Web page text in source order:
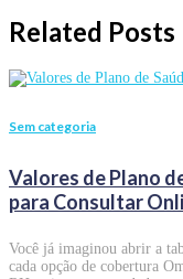
Related Posts
Sem categoria
Valores de Plano
para Consultar
Você já imaginou abrir a
cada opção de cobertura